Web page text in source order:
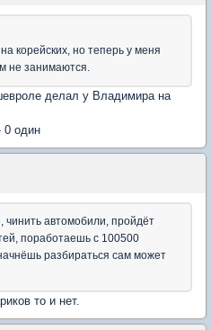
корейских, но теперь у меня
не занимаются.
делал у Владимира на
0 один
чинить автомобили, пройдёт
поработаешь с 100500
разбираться сам может
то и нет.